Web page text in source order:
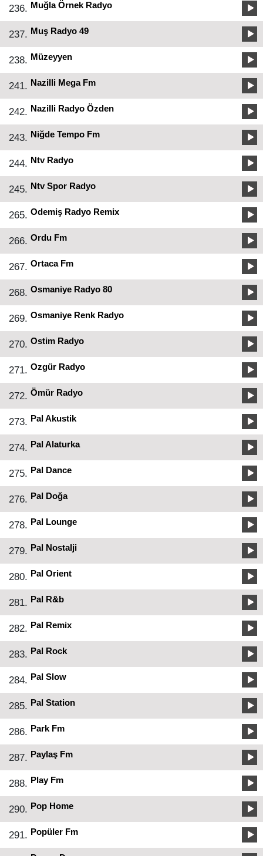
236. Muğla Örnek Radyo
237. Muş Radyo 49
238. Müzeyyen
241. Nazilli Mega Fm
242. Nazilli Radyo Özden
243. Niğde Tempo Fm
244. Ntv Radyo
245. Ntv Spor Radyo
265. Odemiş Radyo Remix
266. Ordu Fm
267. Ortaca Fm
268. Osmaniye Radyo 80
269. Osmaniye Renk Radyo
270. Ostim Radyo
271. Ozgür Radyo
272. Ömür Radyo
273. Pal Akustik
274. Pal Alaturka
275. Pal Dance
276. Pal Doğa
278. Pal Lounge
279. Pal Nostalji
280. Pal Orient
281. Pal R&b
282. Pal Remix
283. Pal Rock
284. Pal Slow
285. Pal Station
286. Park Fm
287. Paylaş Fm
288. Play Fm
290. Pop Home
291. Popüler Fm